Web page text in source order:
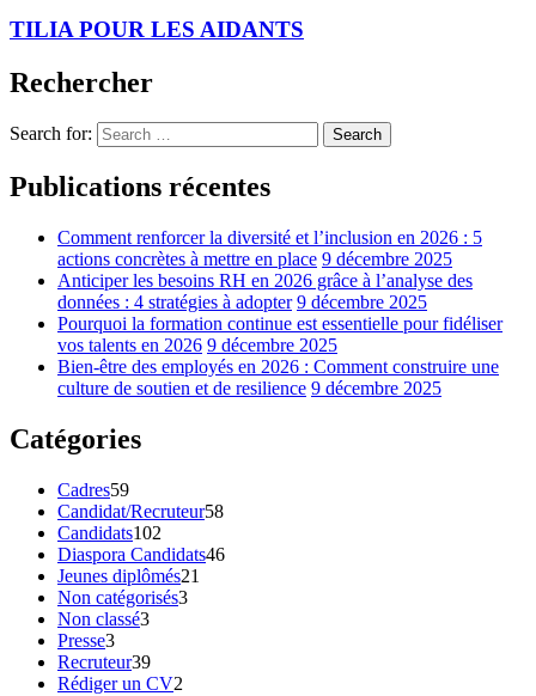
TILIA POUR LES AIDANTS
Rechercher
Search for: Search
Publications récentes
Comment renforcer la diversité et l’inclusion en 2026 : 5
actions concrètes à mettre en place 9 décembre 2025
Anticiper les besoins RH en 2026 grâce à l’analyse des
données : 4 stratégies à adopter 9 décembre 2025
Pourquoi la formation continue est essentielle pour fidéliser
vos talents en 2026 9 décembre 2025
Bien-être des employés en 2026 : Comment construire une
culture de soutien et de resilience 9 décembre 2025
Catégories
Cadres59
Candidat/Recruteur58
Candidats102
Diaspora Candidats46
Jeunes diplômés21
Non catégorisés3
Non classé3
Presse3
Recruteur39
Rédiger un CV2